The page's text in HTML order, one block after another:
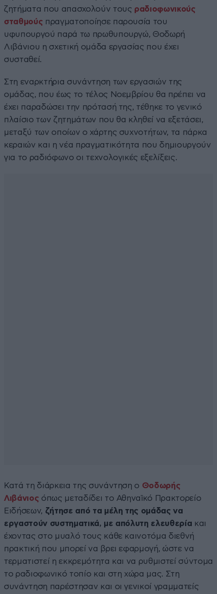
ζητήματα που απασχολούν τους ραδιοφωνικούς
σταθμούς πραγματοποίησε παρουσία του
υφυπουργού παρά τω πρωθυπουργώ, Θοδωρή
Λιβάνιου η σχετική ομάδα εργασίας που έχει
συσταθεί.
Στη εναρκτήρια συνάντηση των εργασιών της
ομάδας, που έως το τέλος Νοεμβρίου θα πρέπει να
έχει παραδώσει την πρότασή της, τέθηκε το γενικό
πλαίσιο των ζητημάτων που θα κληθεί να εξετάσει,
μεταξύ των οποίων ο χάρτης συχνοτήτων, τα πάρκα
κεραιών και η νέα πραγματικότητα που δημιουργούν
για το ραδιόφωνο οι τεχνολογικές εξελίξεις.
Κατά τη διάρκεια της συνάντηση ο Θοδωρής
Λιβάνιος όπως μεταδίδει το Αθηναϊκό Πρακτορείο
Ειδήσεων, ζήτησε από τα μέλη της ομάδας να
εργαστούν συστηματικά, με απόλυτη ελευθερία και
έχοντας στο μυαλό τους κάθε καινοτόμα διεθνή
πρακτική που μπορεί να βρει εφαρμογή, ώστε να
τερματιστεί η εκκρεμότητα και να ρυθμιστεί σύντομα
το ραδιοφωνικό τοπίο και στη χώρα μας. Στη
συνάντηση παρέστησαν και οι γενικοί γραμματείς